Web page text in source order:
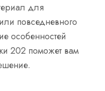
для
повседневного
особенностей
202 поможет вам